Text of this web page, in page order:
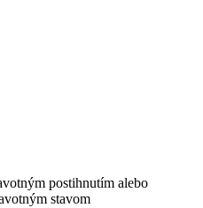
postihnutím alebo
stavom